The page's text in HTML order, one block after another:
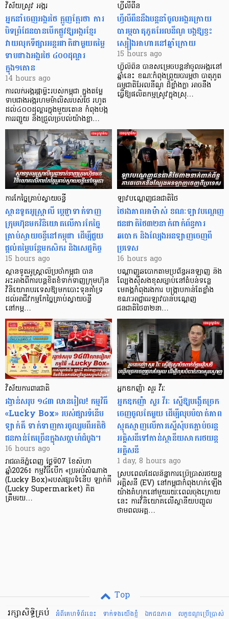
វិស័យស្រូវ អង្ករ
អ្នកនាំចេញអង្ករថៃ ត្អូញត្អែរថា ការ
បិទព្រំដែនបានបើកផ្លូវឱ្យអង្ករខ្មែរ
វាយលុកទីផ្សារអន្តរជាតិជាមួយតម្លៃ
ទាបជាងអង្ករថៃ ៤០០ដុល្លារ
ក្នុង១តោន
14 hours ago
ការលក់អង្ករផ្កាម្លិះរបស់កម្ពុជា ក្នុងតម្លៃ
ទាបជាងអង្ករហមម៉ាលិសរបស់ថៃ រហូត
ដល់៤០០ដុល្លារក្នុងមួយតោន កំពុងបង្ក
ការរញ្ជួយ និងជ្រួលច្របល់យ៉ាងខ្លា…
ហ្វីលីពីន
ហ្វីលីពីននឹងបន្តនាំចូលអង្ករក្រោយ
បារម្ភបាតុភូតអែលនីណូ បង្កឱ្យខ្វះ
ស្បៀងអាហារនៅឆ្នាំក្រោយ
15 hours ago
ហ្វីលីពីន បាន​សម្រេចបន្តនាំចូលអង្ករនៅ
ឆ្នាំនេះ ខណៈកំពុងព្រួយបារម្ភថា បាតុភូត
ធម្មជាតិអែលនីណូ ដ៏ខ្លាំងក្លា​ អាចនឹង
ធ្វើឱ្យផលិតកម្មស្រូវក្នុងស្រុ…
ការកែច្នៃគ្រាប់ស្វាយចន្ទី
ស្ថានទូតអូស្ត្រាលី ប្តេជ្ញាទាក់ទាញ
ក្រុមហ៊ុនមក​វិនិយោគលើការកែច្នៃ
គ្រាប់ស្វាយចន្ទីនៅកម្ពុជា ដើម្បីជួយ
ផ្តល់តម្លៃបន្ថែមកសិករ និងសេដ្ឋកិច្ច
15 hours ago
ស្ថានទូតអូស្ត្រាលីប្រចាំកម្ពុជា បាន
អះអាងពីការបន្តខិតខំទាក់ទាញក្រុមហ៊ុន
វិនិយោគបរទេសឱ្យមកបោះទុនគាំទ្រ
ដល់អាជីវកម្មកែច្នៃគ្រាប់ស្វាយចន្ទី
នៅកម្ព…
ឡាវបណ្តេញជនជាតិថៃ
ថៃរងភាពអាម៉ាស់ ខណៈឡាវបណ្តេញ
ជនជាតិថៃ៣២នាក់ពាក់ព័ន្ធការ
ឆបោក និងល្បែងអនឡាញចេញពី
ប្រទេស
16 hours ago
បណ្តាញឆបោកតាមប្រព័ន្ធអនឡាញ និង
ល្បែងស៊ីសងខុសច្បាប់នៅតំបន់ទន្លេ
មេគង្គកំពុងរងការ បង្ក្រាប​កាន់តែខ្លាំង
ខណៈអាជ្ញាធរឡាវបានបណ្តេញ
ជនជាតិថៃ៣២នា…
វិស័យការពារជាតិ
រង្វាន់សរុប ១៤៣ លានរៀល! កម្មវិធី
«Lucky Box» របស់ផ្សារទំនើប
ឡាក់គី ទាក់ទាញការចូលរួមពីអតិថិ
ជនកាន់តែច្រើនក្នុងសប្តាហ៍ដំបូង។
16 hours ago
រាជធានីភ្នំពេញ ថ្ងៃទី07 ខែសីហា
ឆ្នាំ2026៖ កម្មវិធីបើក «ប្រអប់សំណាង
(Lucky Box)»របស់ផ្សារទំនើប ឡាក់គី
(Lucky Supermarket) គិត
ត្រឹមរយ…
អ្នកឧកញ៉ា សួរ វីរៈ
អ្នកឧកញ៉ា សួរ វីរៈ ស្នើឱ្យបង្កើតច្រក
ចេញចូលតែមួយ ដើម្បីលុបបំបាត់ភាព
ស្មុគស្មាញលើការស្នើសុំបតភ្ជាប់ចរន្ត
អគ្គិសនីទៅកាន់ស្ថានីយសាករថយន្ត
អគ្គិសនី
1 day, 8 hours ago
ស្របពេលដែលនិន្នាការប្រើប្រាស់រថយន្ត
អគ្គិសនី (EV) នៅកម្ពុជាកំពុងហក់ឡើង
យ៉ាងគំហុកនៅមួយរយៈពេលចុងក្រោយ
នេះ ការវិនិយោគលើស្ថានីយបញ្ចូល
ថាមពលអគ្គ…
Top
អំពីគេហទំព័រនេះ
ទាក់ទងយើងខ្ញំ ឯកជនភាព លក្ខខណ្ឌ​ប្រើ​ប្រាស់
រក្សាសិទ្ធិគ្រប់